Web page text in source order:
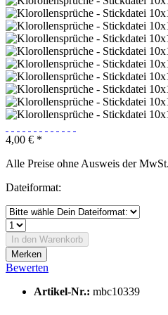
4,00 € *
Alle Preise ohne Ausweis der
Dateiformat:
In den Warenkorb
Merken
Bewerten
Artikel-Nr.: mbc10339